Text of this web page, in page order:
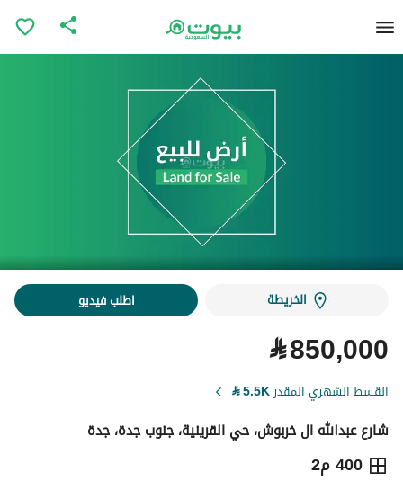
الخريطة اطلب فيديو
⃁850,000
القسط الشهري المقدر5.5K
⃁
شارع عبدالله ال خربوش، حي القرينية، جنوب جدة، جدة
400 م2
⃁
850,000